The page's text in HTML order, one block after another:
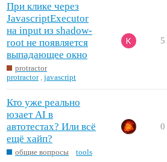
При клике через
JavascriptExecutor
на input из shadow-
root не появляется
выпадающее окно
protractor
protractor ,javascript
5
Кто уже реально
юзает AI в
автотестах? Или всё
ещё хайп?
общие вопросы tools
0